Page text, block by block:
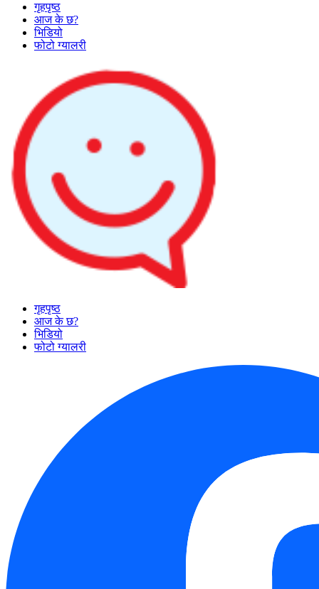
गृहपृष्ठ
आज के छ?
भिडियो
फोटो ग्यालरी
गृहपृष्ठ
आज के छ?
भिडियो
फोटो ग्यालरी